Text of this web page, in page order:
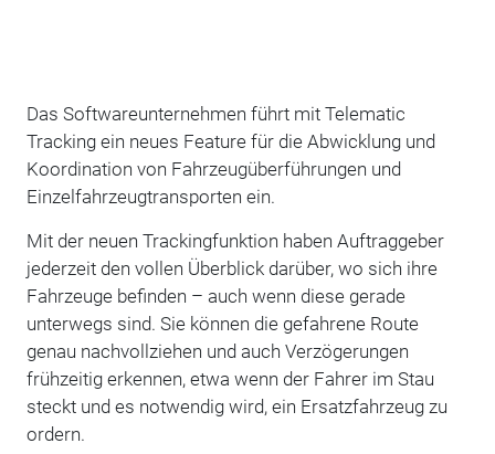
Das Softwareunternehmen führt mit Telematic
Tracking ein neues Feature für die Abwicklung und
Koordination von Fahrzeugüberführungen und
Einzelfahrzeugtransporten ein.
Mit der neuen Trackingfunktion haben Auftraggeber
jederzeit den vollen Überblick darüber, wo sich ihre
Fahrzeuge befinden – auch wenn diese gerade
unterwegs sind. Sie können die gefahrene Route
genau nachvollziehen und auch Verzögerungen
frühzeitig erkennen, etwa wenn der Fahrer im Stau
steckt und es notwendig wird, ein Ersatzfahrzeug zu
ordern.